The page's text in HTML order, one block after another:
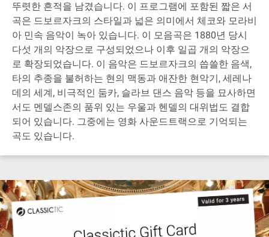
뚜렷한 흔적을 남겼습니다. 이 프로그램에 포함된 짧은 서
곡은 드보르자크의 스타일과 넓은 의미에서 체코와 모라비
아 민속 음악이 녹아 있습니다. 이 모음곡은 1880년 당시
다섯 개의 악장으로 구성되었으나 이후 일곱 개의 악장으
로 확장되었습니다. 이 음악은 드보르자크의 씁쓸한 음색,
타의 추종을 불허하는 현의 맥동과 애잔한 현악기, 세레나
데의 세계, 비극적인 둠카, 슬라브 댄스 음악 등을 묘사하면
서도 멘델스존의 품위 있는 우울과 헨델의 대위법도 결합
되어 있습니다. 그중에는 영화 사운드트랙으로 기억되는
곡도 있습니다.